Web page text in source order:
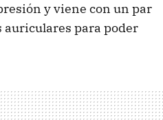
y viene con un par
auriculares para poder